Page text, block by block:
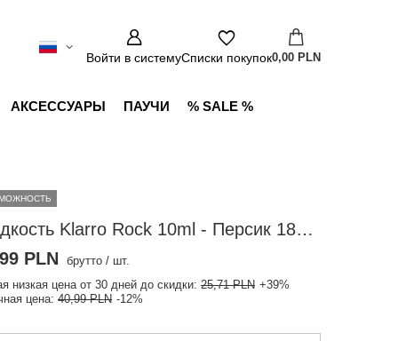
Войти в системуСписки покупок0,00 PLN
АКСЕССУАРЫ ПАУЧИ % SALE %
Жидкость Klarro Rock 10ml - Персик 18mg
PLN брутто / шт.
низкая цена от 30 дней до скидки:25,71 PLN +39%
цена:40,99 PLN -12%